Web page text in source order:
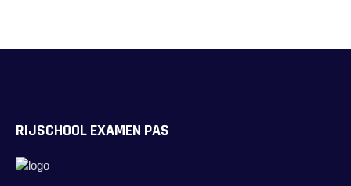
RIJSCHOOL EXAMEN PAS